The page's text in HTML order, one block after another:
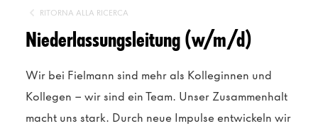
RITORNA ALLA RICERCA
Niederlassungsleitung (w/m/d)
Wir bei Fielmann sind mehr als Kolleginnen und
Kollegen – wir sind ein Team. Unser Zusammenhalt
macht uns stark. Durch neue Impulse entwickeln wir